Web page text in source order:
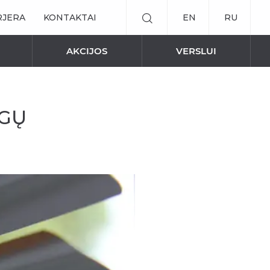
KONTAKTAI EN RU
AKCIJOS VERSLUI
Patio
IŠMANŪS SPRENDIMAI
Elektrinis valdymas
Elektriniai karnizai užuolaidoms
Nuotolinė roletų valdymo sistema
NAUJIENOS
JUOSTOS / MAITINIMO ŠALTINIAI